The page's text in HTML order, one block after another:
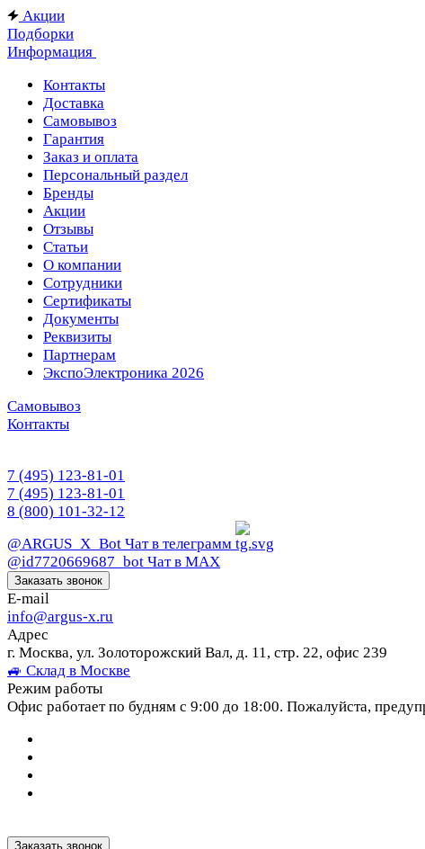
Акции
Подборки
Информация
Контакты
Доставка
Самовывоз
Гарантия
Заказ и оплата
Персональный раздел
Бренды
Акции
Отзывы
Статьи
О компании
Сотрудники
Сертификаты
Документы
Реквизиты
Партнерам
ЭкспоЭлектроника 2026
Самовывоз
Контакты
7 (495) 123-81-01
7 (495) 123-81-01
8 (800) 101-32-12
@ARGUS_X_Bot Чат в телеграмм
@id7720669687_bot Чат в МАХ
Заказать звонок
E-mail
info@argus-x.ru
Адрес
г. Москва, ул. Золоторожский Вал, д. 11, стр. 22, офис 239
🚙 Склад в Москве
Режим работы
Офис работает по будням с 9:00 до 18:00. Пожалуйста,
Заказать звонок